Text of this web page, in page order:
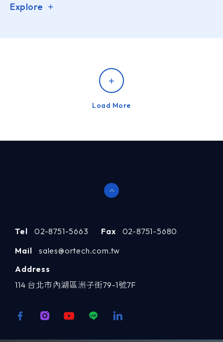
Explore
Load More
Tel 02-8751-5663 Fax
02-8751-5680
Mail
sales@ortech.com.tw
Address
114 台北市內湖區洲子街79-1號7F